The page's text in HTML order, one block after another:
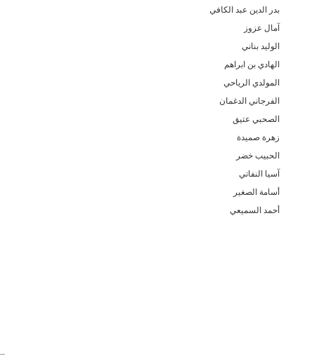
بدر الدين عبد الكافي
آمال عزوز
الوليد بناني
الهادي بن ابراهم
المولدي الرياحي
الفرجاني الدغمان
الصحبي عتيق
زهرة صميدة
الحبيب خضر
آسيا النفاتي
أسامة الصغير
أحمد السميعي